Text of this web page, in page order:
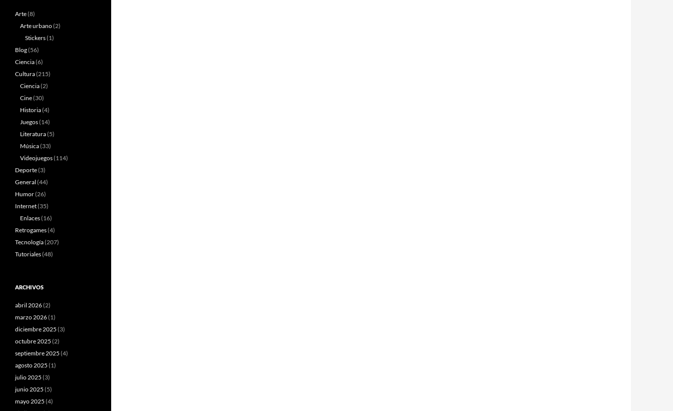
Arte(8)
Arte urbano(2)
Stickers(1)
Blog(56)
Ciencia(6)
Cultura(215)
Ciencia(2)
Cine(30)
Historia(4)
Juegos(14)
Literatura(5)
Música(33)
Videojuegos(114)
Deporte(3)
General (44)
Humor(26)
Internet(35)
Enlaces(16)
Retrogames(4)
Tecnología(207)
Tutoriales(48)
ARCHIVOS
abril 2026(2)
marzo 2026(1)
diciembre 2025 (3)
octubre 2025 (2)
septiembre 2025 (4)
agosto 2025 (1)
julio 2025 (3)
junio 2025 (5)
mayo 2025 (4)